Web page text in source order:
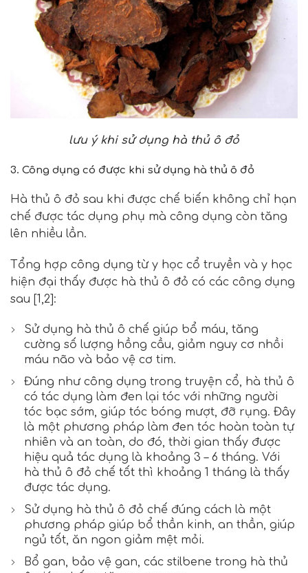
lưu ý khi sử dụng hà thủ ô đỏ
3. Công dụng có được khi sử dụng hà thủ ô đỏ
Hà thủ ô đỏ sau khi được chế biến không chỉ hạn
chế được tác dụng phụ mà công dụng còn tăng
lên nhiều lần.
Tổng hợp công dụng từ y học cổ truyền và y học
hiện đại thấy được hà thủ ô đỏ có các công dụng
sau [1,2]:
Sử dụng hà thủ ô chế giúp bổ máu, tăng
cường số lượng hồng cầu, giảm nguy cơ nhồi
máu não và bảo vệ cơ tim.
Đúng như công dụng trong truyện cổ, hà thủ ô
có tác dụng làm đen lại tóc với những người
tóc bạc sớm, giúp tóc bóng mượt, đỡ rụng. Đây
là một phương pháp làm đen tóc hoàn toàn tự
nhiên và an toàn, do đó, thời gian thấy được
hiệu quả tác dụng là khoảng 3 – 6 tháng. Với
hà thủ ô đỏ chế tốt thì khoảng 1 tháng là thấy
được tác dụng.
Sử dụng hà thủ ô đỏ chế đúng cách là một
phương pháp giúp bổ thần kinh, an thần, giúp
ngủ tốt, ăn ngon giảm mệt mỏi.
Bổ gan, bảo vệ gan, các stilbene trong hà thủ